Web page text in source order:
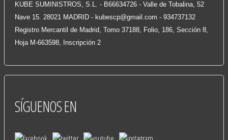
KUBE SUMINISTROS, S.L. - B66634726 - Valle de Tobalina, 52
Nave 15. 28021 MADRID - kubescp@gmail.com - 934737132
Registro Mercantil de Madrid, Tomo 37188, Folio, 186, Sección 8,
Hoja M-663598, Inscripción 2
SÍGUENOSEN